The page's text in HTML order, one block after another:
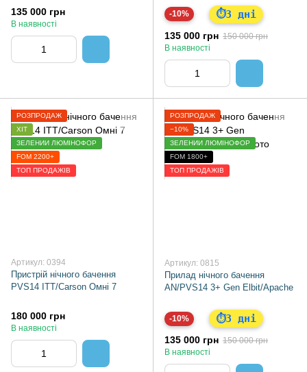
135 000 грн
В наявності
-10% ⏱3 дні
135 000 грн 150 000 грн
В наявності
РОЗПРОДАЖ
ХІТ
ЗЕЛЕНИЙ ЛЮМІНОФОР
FOM 2200+
ТОП ПРОДАЖІВ
Артикул: 0394
Пристрій нічного бачення
PVS14 ITT/Carson Омні 7
180 000 грн
В наявності
РОЗПРОДАЖ
−10%
ЗЕЛЕНИЙ ЛЮМІНОФОР
FOM 1800+
ТОП ПРОДАЖІВ
Артикул: 0815
Прилад нічного бачення
AN/PVS14 3+ Gen Elbit/Apache
-10% ⏱3 дні
135 000 грн 150 000 грн
В наявності